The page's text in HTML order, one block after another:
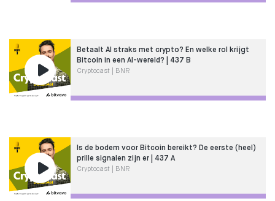
Betaalt AI straks met crypto? En welke rol krijgt
Bitcoin in een AI-wereld? | 437 B
Cryptocast | BNR
Is de bodem voor Bitcoin bereikt? De eerste (heel)
prille signalen zijn er | 437 A
Cryptocast | BNR